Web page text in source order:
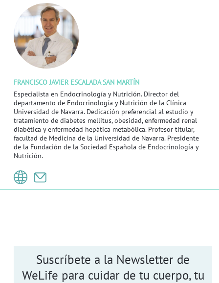
FRANCISCO JAVIER ESCALADA SAN MARTÍN
Especialista en Endocrinología y Nutrición. Director del
departamento de Endocrinología y Nutrición de la Clínica
Universidad de Navarra. Dedicación preferencial al estudio y
tratamiento de diabetes mellitus, obesidad, enfermedad renal
diabética y enfermedad hepática metabólica. Profesor titular,
facultad de Medicina de la Universidad de Navarra. Presidente
de la Fundación de la Sociedad Española de Endocrinología y
Nutrición.
Suscríbete a la Newsletter de
WeLife para cuidar de tu cuerpo, tu